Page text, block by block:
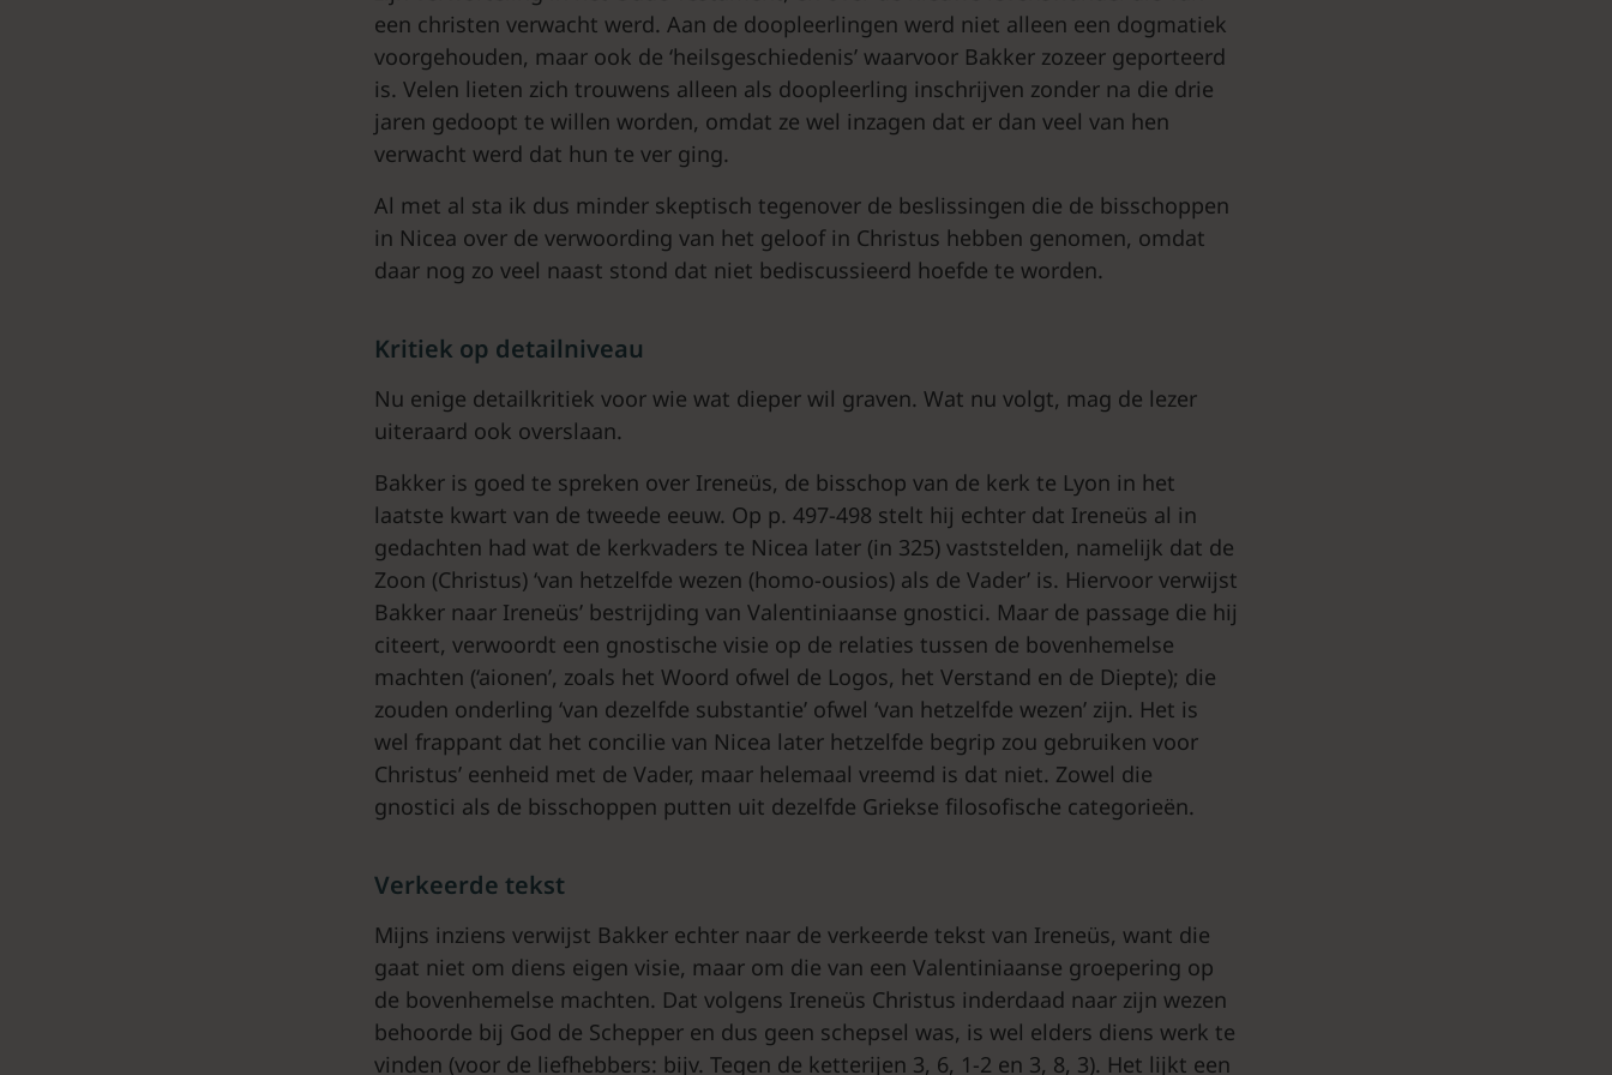
een christen verwacht werd. Aan de doopleerlingen werd niet alleen een dogmatiek
voorgehouden, maar ook de ‘heilsgeschiedenis’ waarvoor Bakker zozeer geporteerd
is. Velen lieten zich trouwens alleen als doopleerling inschrijven zonder na die drie
jaren gedoopt te willen worden, omdat ze wel inzagen dat er dan veel van hen
verwacht werd dat hun te ver ging.
Al met al sta ik dus minder skeptisch tegenover de beslissingen die de bisschoppen
in Nicea over de verwoording van het geloof in Christus hebben genomen, omdat
daar nog zo veel naast stond dat niet bediscussieerd hoefde te worden.
Kritiek op detailniveau
Nu enige detailkritiek voor wie wat dieper wil graven. Wat nu volgt, mag de lezer
uiteraard ook overslaan.
Bakker is goed te spreken over Ireneüs, de bisschop van de kerk te Lyon in het
laatste kwart van de tweede eeuw. Op p. 497-498 stelt hij echter dat Ireneüs al in
gedachten had wat de kerkvaders te Nicea later (in 325) vaststelden, namelijk dat de
Zoon (Christus) ‘van hetzelfde wezen (homo-ousios) als de Vader’ is. Hiervoor verwijst
Bakker naar Ireneüs’ bestrijding van Valentiniaanse gnostici. Maar de passage die hij
citeert, verwoordt een gnostische visie op de relaties tussen de bovenhemelse
machten (‘aionen’, zoals het Woord ofwel de Logos, het Verstand en de Diepte); die
zouden onderling ‘van dezelfde substantie’ ofwel ‘van hetzelfde wezen’ zijn. Het is
wel frappant dat het concilie van Nicea later hetzelfde begrip zou gebruiken voor
Christus’ eenheid met de Vader, maar helemaal vreemd is dat niet. Zowel die
gnostici als de bisschoppen putten uit dezelfde Griekse filosofische categorieën.
Verkeerde tekst
Mijns inziens verwijst Bakker echter naar de verkeerde tekst van Ireneüs, want die
gaat niet om diens eigen visie, maar om die van een Valentiniaanse groepering op
de bovenhemelse machten. Dat volgens Ireneüs Christus inderdaad naar zijn wezen
behoorde bij God de Schepper en dus geen schepsel was, is wel elders diens werk te
vinden (voor de liefhebbers: bijv. Tegen de ketterijen 3, 6, 1-2 en 3, 8, 3). Het lijkt een